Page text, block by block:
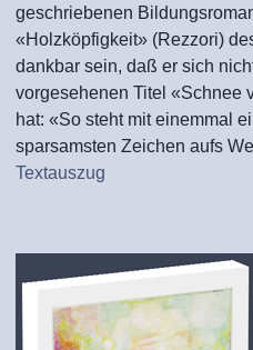
geschriebenen
«Holzköpfigkeit» (Rezzori)
dankbar sein, daß er sich
vorgesehenen Titel «Schnee
hat: «So steht mit einemmal
sparsamsten Zeichen aufs
Textauszug